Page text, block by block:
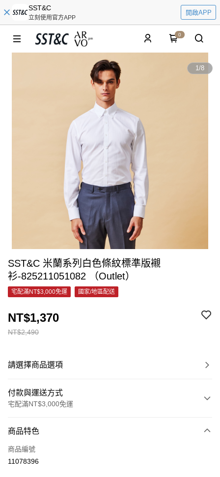
SST&C
立刻使用官方APP
開啟APP
0
1/8
SST&C 米蘭系列白色條紋標準版襯
衫-825211051082 （Outlet）
宅配滿NT$3,000免運 國家/地區配送
NT$2,490
NT$1,370
請選擇商品選項
付款與運送方式
宅配滿NT$3,000免運
信用卡一次付款
信用卡分期付款
商品特色
商品編號
11078396